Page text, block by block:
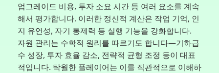
업그레이드 비용, 투자 소요 시간 등 여러 요소를 계속
해서 평가합니다. 이러한 정신적 계산은 작업 기억, 인
지 유연성, 자기 통제력 등 실행 기능을 강화합니다.
자원 관리는 수학적 원리를 따르기도 합니다—기하급
수 성장, 투자 효율 감소, 전략적 균형 조정 등이 대표
적입니다. 탁월한 플레이어는 이를 직관적으로 이해하